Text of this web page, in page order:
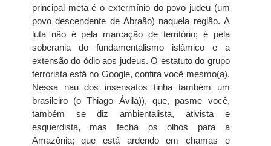
principal meta é o extermínio do povo judeu (um
povo descendente de Abraão) naquela região. A
luta não é pela marcação de território; é pela
soberania do fundamentalismo islâmico e a
extensão do ódio aos judeus. O estatuto do grupo
terrorista está no Google, confira você mesmo(a).
Nessa nau dos insensatos tinha também um
brasileiro (o Thiago Ávila)), que, pasme você,
também se diz ambientalista, ativista e
esquerdista, mas fecha os olhos para a
Amazônia; que está ardendo em chamas e